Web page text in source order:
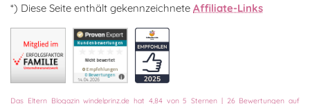
*) Diese Seite enthält gekennzeichnete Affiliate-Links
Das Eltern Blogazin windelprinz.de hat 4,84von5 Sternen | 26Bewertungen auf